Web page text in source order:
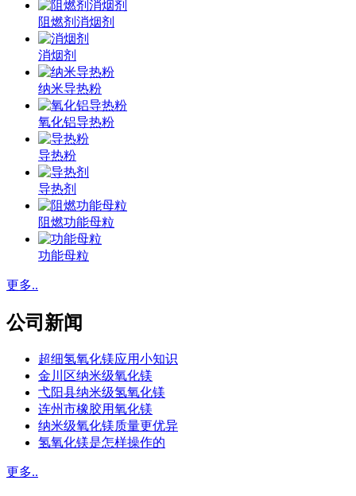
阻燃剂消烟剂
消烟剂
纳米导热粉
氧化铝导热粉
导热粉
导热剂
阻燃功能母粒
功能母粒
更多..
公司新闻
超细氢氧化镁应用小知识
金川区纳米级氧化镁
弋阳县纳米级氢氧化镁
连州市橡胶用氧化镁
纳米级氧化镁质量更优异
氢氧化镁是怎样操作的
更多..